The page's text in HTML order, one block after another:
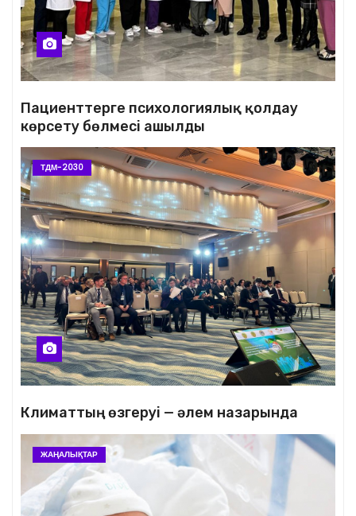
Пациенттерге психологиялық қолдау
көрсету бөлмесі ашылды
ТДМ-2030
Климаттың өзгеруі — әлем назарында
ЖАҢАЛЫҚТАР